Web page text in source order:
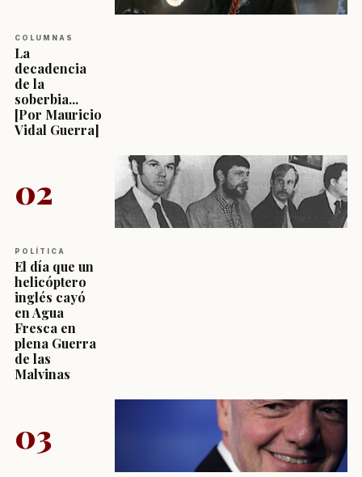
COLUMNAS
La
decadencia
de la
soberbia...
[Por Mauricio
Vidal Guerra]
02
POLÍTICA
El día que un
helicóptero
inglés cayó
en Agua
Fresca en
plena Guerra
de las
Malvinas
03